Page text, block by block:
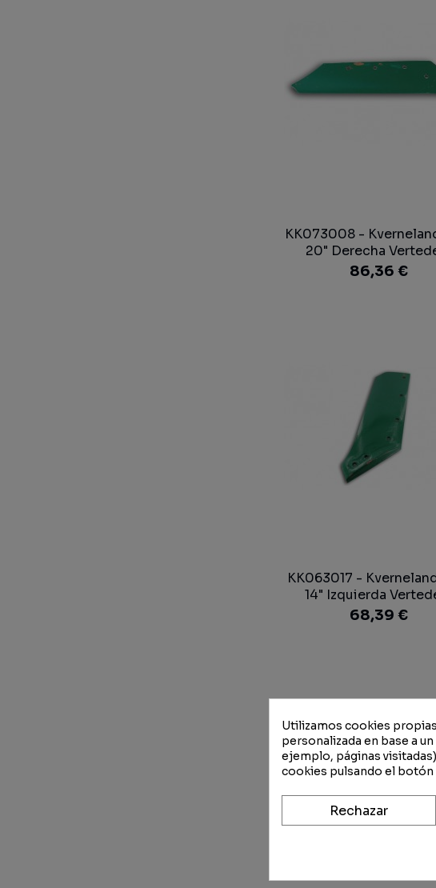
KK073008 -
20" Derecha
86,36 €
KK063017 -
14" Izquierda
68,39 €
Utilizamos cookies
personalizada en base a
ejemplo, páginas
cookies pulsando el botón
Rechazar